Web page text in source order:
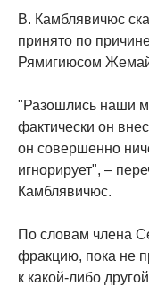
В. Камблявичюс
принято по
Рямигиюсом
"Разошлись наши
фактически он
он совершенно
игнорирует", –
Камблявичюс.
По словам члена
фракцию, пока не
к какой-либо